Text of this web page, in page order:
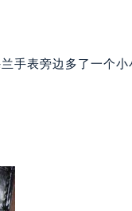
）
手表旁边多了一个小